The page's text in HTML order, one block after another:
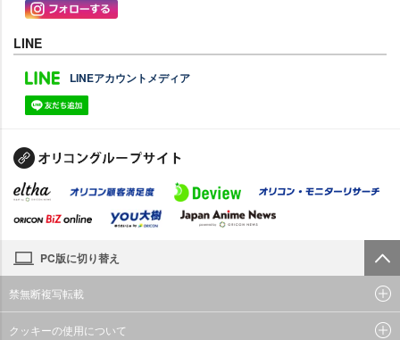
LINE
LINEアカウントメディア
PC版に切り替え
禁無断複写転載
クッキーの使用について